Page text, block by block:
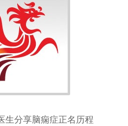
生分享脑痫症正名历程